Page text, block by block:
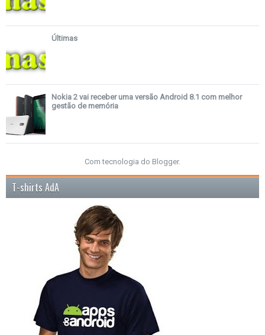
Últimas
Nokia 2 vai receber uma versão Android 8.1 com melhor
gestão de memória
Com tecnologia do Blogger.
T-shirts AdA